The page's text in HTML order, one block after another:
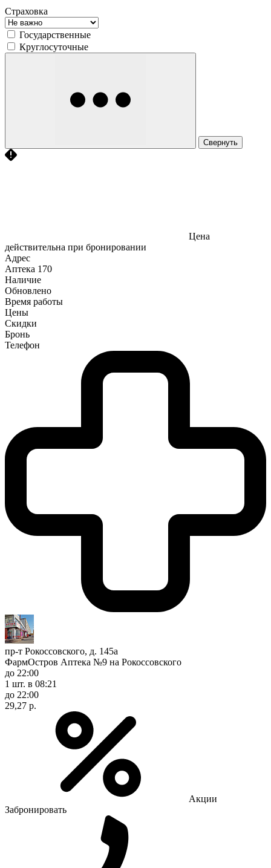
Страховка
Государственные
Круглосуточные
Свернуть
Цена
действительна при бронировании
Адрес
Аптека 170
Наличие
Обновлено
Время работы
Цены
Скидки
Бронь
Телефон
пр-т Рокоссовского, д. 145а
ФармОстров Аптека №9 на Рокоссовского
до 22:00
1 шт. в 08:21
до 22:00
29,27 р.
Акции
Забронировать